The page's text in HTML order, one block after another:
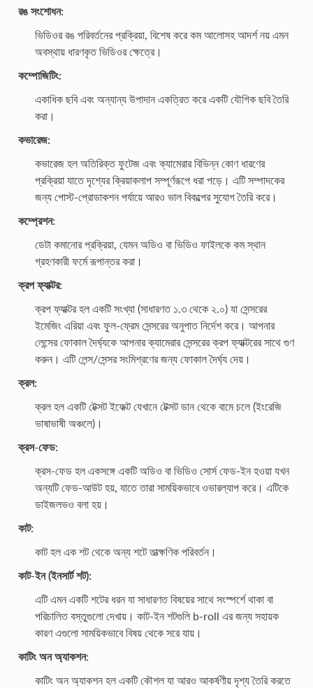
রঙ সংশোধন:
ভিডিওর রঙ পরিবর্তনের প্রক্রিয়া, বিশেষ করে কম আলোসহ আদর্শ নয় এমন
অবস্থায় ধারণকৃত ভিডিওর ক্ষেত্রে।
কম্পোজিটিং:
একাধিক ছবি এবং অন্যান্য উপাদান একত্রিত করে একটি যৌগিক ছবি তৈরি
করা।
কভারেজ:
কভারেজ হল অতিরিক্ত ফুটেজ এবং ক্যামেরার বিভিন্ন কোণ ধারণের
প্রক্রিয়া যাতে দৃশ্যের ক্রিয়াকলাপ সম্পূর্ণরূপে ধরা পড়ে। এটি সম্পাদকের
জন্য পোস্ট-প্রোডাকশন পর্যায়ে আরও ভাল বিকল্পের সুযোগ তৈরি করে।
কম্প্রেশন:
ডেটা কমানোর প্রক্রিয়া, যেমন অডিও বা ভিডিও ফাইলকে কম স্থান
গ্রহণকারী ফর্মে রূপান্তর করা।
ক্রপ ফ্যাক্টর:
ক্রপ ফ্যাক্টর হল একটি সংখ্যা (সাধারণত ১.৩ থেকে ২.০) যা সেন্সরের
ইমেজিং এরিয়া এবং ফুল-ফ্রেম সেন্সরের অনুপাত নির্দেশ করে। আপনার
লেন্সের ফোকাল দৈর্ঘ্যকে আপনার ক্যামেরার সেন্সরের ক্রপ ফ্যাক্টরের সাথে গুণ
করুন। এটি লেন্স/সেন্সর সংমিশ্রণের জন্য ফোকাল দৈর্ঘ্য দেয়।
ক্রল:
ক্রল হল একটি টেক্সট ইফেক্ট যেখানে টেক্সট ডান থেকে বামে চলে (ইংরেজি
ভাষাভাষী অঞ্চলে)।
ক্রস-ফেড:
ক্রস-ফেড হল একসঙ্গে একটি অডিও বা ভিডিও সোর্স ফেড-ইন হওয়া যখন
অন্যটি ফেড-আউট হয়, যাতে তারা সাময়িকভাবে ওভারল্যাপ করে। এটিকে
ডাইজলভও বলা হয়।
কাট:
কাট হল এক শট থেকে অন্য শটে তাত্ক্ষণিক পরিবর্তন।
কাট-ইন (ইনসার্ট শট):
এটি এমন একটি শটের ধরন যা সাধারণত বিষয়ের সাথে সংস্পর্শে থাকা বা
পরিচালিত বস্তুগুলো দেখায়। কাট-ইন শটগুলি b-roll এর জন্য সহায়ক
কারণ এগুলো সাময়িকভাবে বিষয় থেকে সরে যায়।
কাটিং অন অ্যাকশন:
কাটিং অন অ্যাকশন হল একটি কৌশল যা আরও আকর্ষণীয় দৃশ্য তৈরি করতে